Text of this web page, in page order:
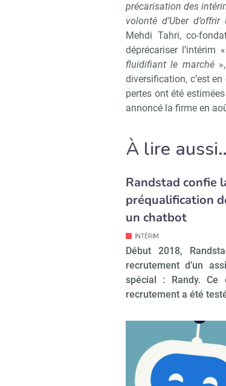
précarisation des
volonté d’Uber
Mehdi Tahri, co-
déprécariser l’intérim
fluidifiant le marché»,
diversification, c’est
pertes ont été
annoncé la firme en
À lire
Randstad confie
préqualification
un chatbot
INTÉRIM
Début 2018,
recrutement d’un
spécial : Randy. Ce
recrutement a été